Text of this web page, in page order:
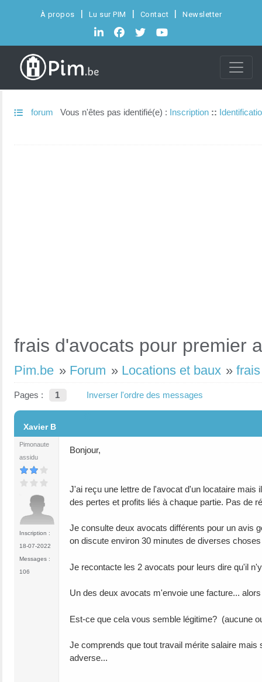
À propos Lu sur PIM Contact Newsletter
forum Vous n'êtes pas identifié(e) : Inscription ::
frais d'avocats pour premier
Pim.be » Forum » Locations et baux »
Pages : 1 Inverser l'ordre des messages
Xavier B
Pimonaute
assidu
Inscription :
18-07-2022
Messages :
106
Bonjour,
J'ai reçu une lettre de l'avocat d'un locataire mais
des pertes et profits liés à chaque partie. Pas de
Je consulte deux avocats différents pour un avis
on discute environ 30 minutes de diverses
Je recontacte les 2 avocats pour leurs dire qu'il
Un des deux avocats m'envoie une facture...
Est-ce que cela vous semble légitime? (aucune
Je comprends que tout travail mérite salaire
adverse...